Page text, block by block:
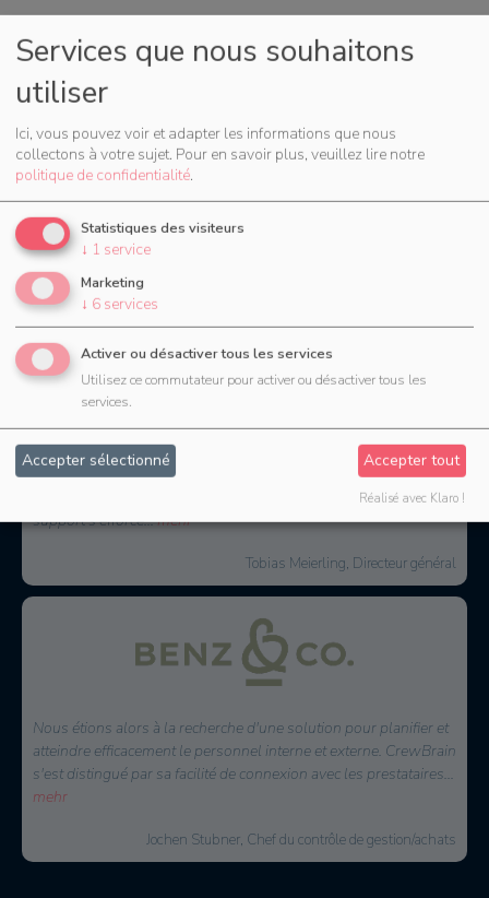
Depuis que nous utilisons CrewBrain pour l'ensemble de notre
planification du personnel, la dépense quotidienne de temps de
nos répartiteurs a considérablement diminué. Mais surtout les
employés apprécient...mehr
David Floss, Directeur des opérations
Nous utilisons CrewBrain depuis 2021 pour l'ensemble de la
planification du personnel et des véhicules et sommes super
satisfaits du logiciel. CrewBrain est devenu incontournable dans
notre travail quotidien.
Philipp Suckrau, Directeur Général
1 2
Services que nous souhaitons
utiliser
Ici, vous pouvez voir et adapter les informations que nous
collectons à votre sujet. Pour en savoir plus, veuillez lire notre
politique de confidentialité.
Statistiques des visiteurs
↓ 1 service
Marketing
↓ 6 services
Activer ou désactiver tous les services
Utilisez ce commutateur pour activer ou désactiver tous les
services.
Accepter sélectionné Accepter tout
Réalisé avec Klaro !